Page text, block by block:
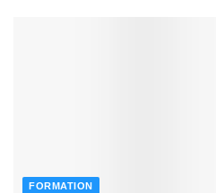
FORMATION